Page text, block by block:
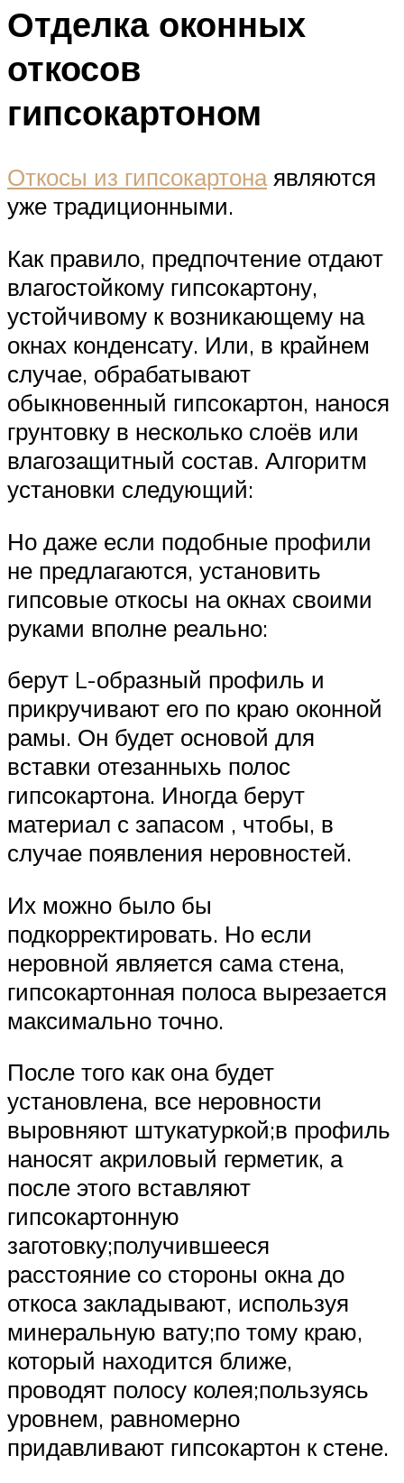
Отделка оконных
откосов
гипсокартоном
Откосы из гипсокартонаявляются
уже традиционными.
Как правило, предпочтение отдают
влагостойкому гипсокартону,
устойчивому к возникающему на
окнах конденсату. Или, в крайнем
случае, обрабатывают
обыкновенный гипсокартон, нанося
грунтовку в несколько слоёв или
влагозащитный состав. Алгоритм
установки следующий:
Но даже если подобные профили
не предлагаются, установить
гипсовые откосы на окнах своими
руками вполне реально:
берут L-образный профиль и
прикручивают его по краю оконной
рамы. Он будет основой для
вставки отезанныхь полос
гипсокартона. Иногда берут
материал с запасом , чтобы, в
случае появления неровностей.
Их можно было бы
подкорректировать. Но если
неровной является сама стена,
гипсокартонная полоса вырезается
максимально точно.
После того как она будет
установлена, все неровности
выровняют штукатуркой;в профиль
наносят акриловый герметик, а
после этого вставляют
гипсокартонную
заготовку;получившееся
расстояние со стороны окна до
откоса закладывают, используя
минеральную вату;по тому краю,
который находится ближе,
проводят полосу колея;пользуясь
уровнем, равномерно
придавливают гипсокартон к стене.